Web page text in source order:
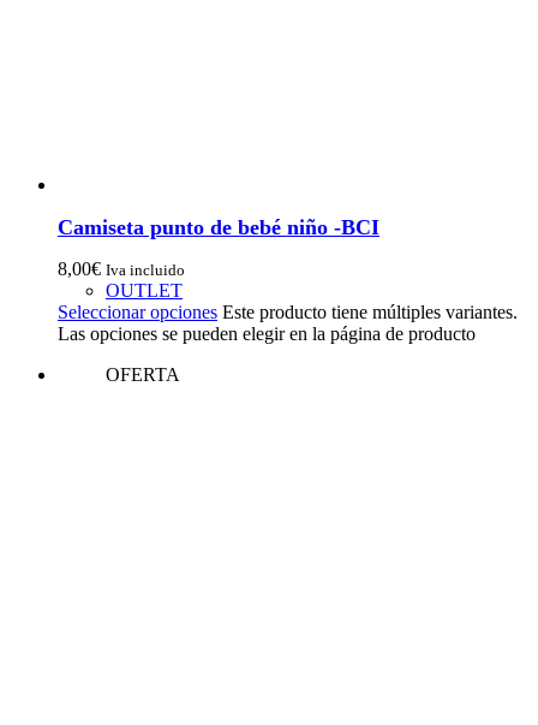
Camiseta punto de bebé niño -BCI
8,00€ Iva incluido
OUTLET
Seleccionar opciones Este producto tiene múltiples variantes.
Las opciones se pueden elegir en la página de producto
OFERTA